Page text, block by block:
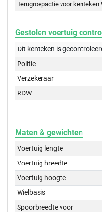
Terugroepactie voor kenteken
Gestolen voertuig
Dit kenteken is
Politie
Verzekeraar
RDW
Maten & gewichten
Voertuig lengte
Voertuig breedte
Voertuig hoogte
Wielbasis
Spoorbreedte voor